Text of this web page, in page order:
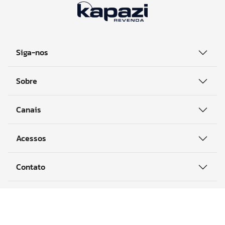
Ao se cadastrar você concorda com a nossa
Siga-nos
Sobre